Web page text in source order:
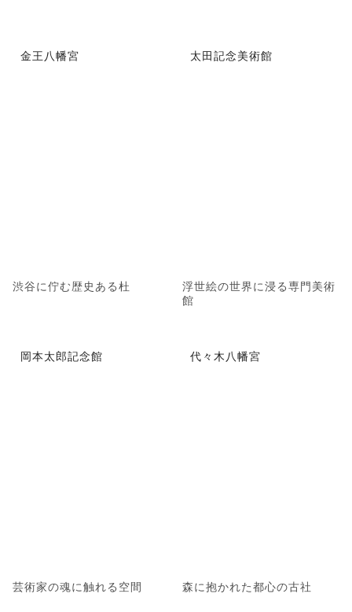
金王八幡宮
渋谷に佇む歴史ある杜
太田記念美術館
浮世絵の世界に浸る専門美術
館
岡本太郎記念館
芸術家の魂に触れる空間
代々木八幡宮
森に抱かれた都心の古社